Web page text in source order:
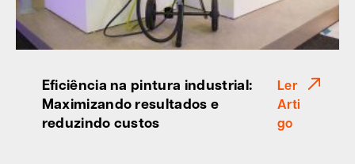
Eficiência na pintura industrial:
Maximizando resultados e
reduzindo custos
Ler
Arti
go